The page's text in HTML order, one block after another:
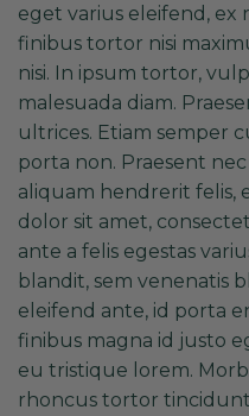
eget varius eleifend, ex
finibus tortor nisi
nisi. In ipsum tortor,
malesuada diam.
ultrices. Etiam semper
porta non. Praesent
aliquam hendrerit felis,
dolor sit amet,
ante a felis egestas
blandit, sem venenatis
eleifend ante, id porta
finibus magna id justo
eu tristique lorem.
rhoncus tortor tincidunt